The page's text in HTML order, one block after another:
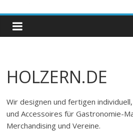
Bayrische
Holzwaren
Fabrikation
HOLZERN.DE
Wir designen und fertigen
und Accessoires für Gastronomie-
Merchandising und Vereine.